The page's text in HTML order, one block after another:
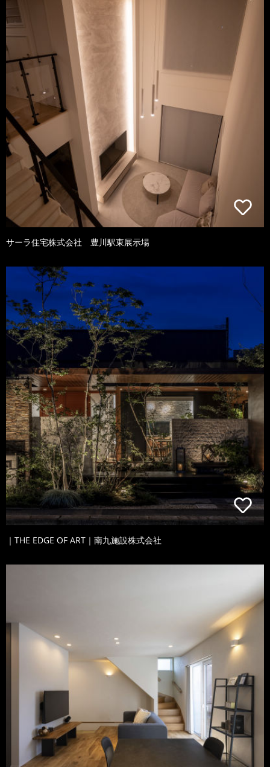
サーラ住宅株式会社 豊川駅東展示場
｜THE EDGE OF ART｜南九施設株式会社